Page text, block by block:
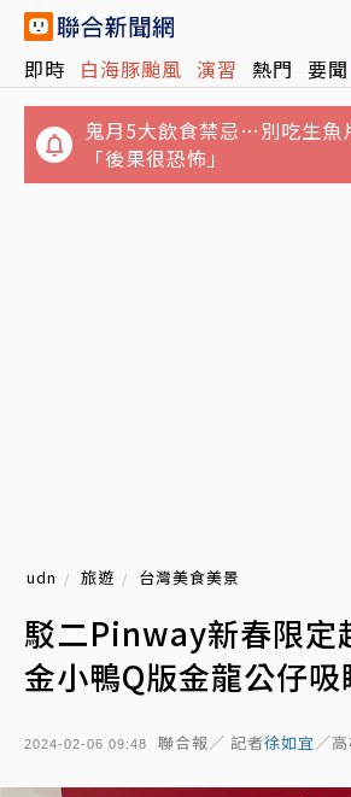
即時 白海豚颱風 演習 熱門 要聞
鬼月5大飲食禁忌…別吃生魚
「後果很恐怖」
udn 旅遊 台灣美食美景
駁二Pinway新春限定
金小鴨Q版金龍公仔吸
2024-02-06 09:48 聯合報／ 記者徐如宜／